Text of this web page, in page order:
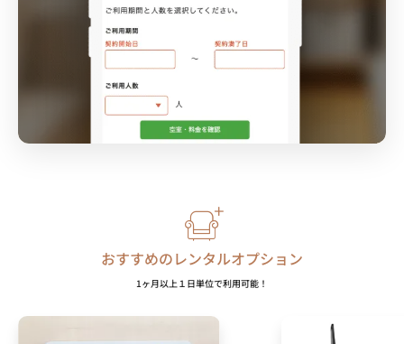
おすすめのレンタルオプション
1ヶ月以上１日単位で利用可能！